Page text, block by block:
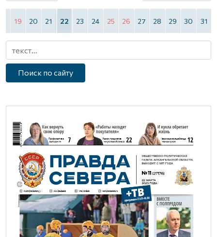
19 20 21 22 23 24 25 26 27 28 29 30 31
Поиск по сайту